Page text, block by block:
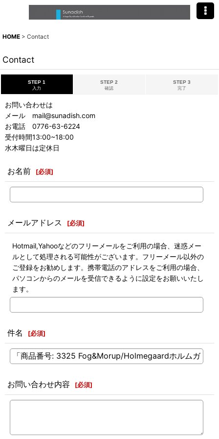
HOME > Contact
Contact
STEP 1
入力
STEP 2
確認
STEP 3
完了
お問い合わせは
メール mail@sunadish.com
お電話 0776-63-6224
受付時間13:00~18:00
水木曜日は定休日
お名前 [必須]
メールアドレス [必須]
Hotmail,Yahooなどのフリーメールをご利用の場合、迷惑メー
ルとして処理される可能性がございます。フリーメール以外の
ご登録をお勧めします。携帯電話のアドレスをご利用の場合、
パソコンからのメールを受信できるように設定をお願いいたし
ます。
件名 [必須]
お問い合わせ内容 [必須]